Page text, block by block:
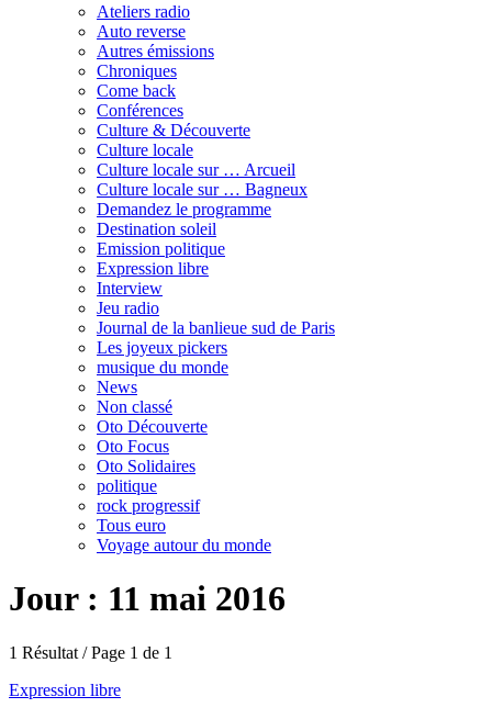
Ateliers radio
Auto reverse
Autres émissions
Chroniques
Come back
Conférences
Culture & Découverte
Culture locale
Culture locale sur … Arcueil
Culture locale sur … Bagneux
Demandez le programme
Destination soleil
Emission politique
Expression libre
Interview
Jeu radio
Journal de la banlieue sud de Paris
Les joyeux pickers
musique du monde
News
Non classé
Oto Découverte
Oto Focus
Oto Solidaires
politique
rock progressif
Tous euro
Voyage autour du monde
Jour : 11 mai 2016
1 Résultat / Page 1 de 1
Expression libre